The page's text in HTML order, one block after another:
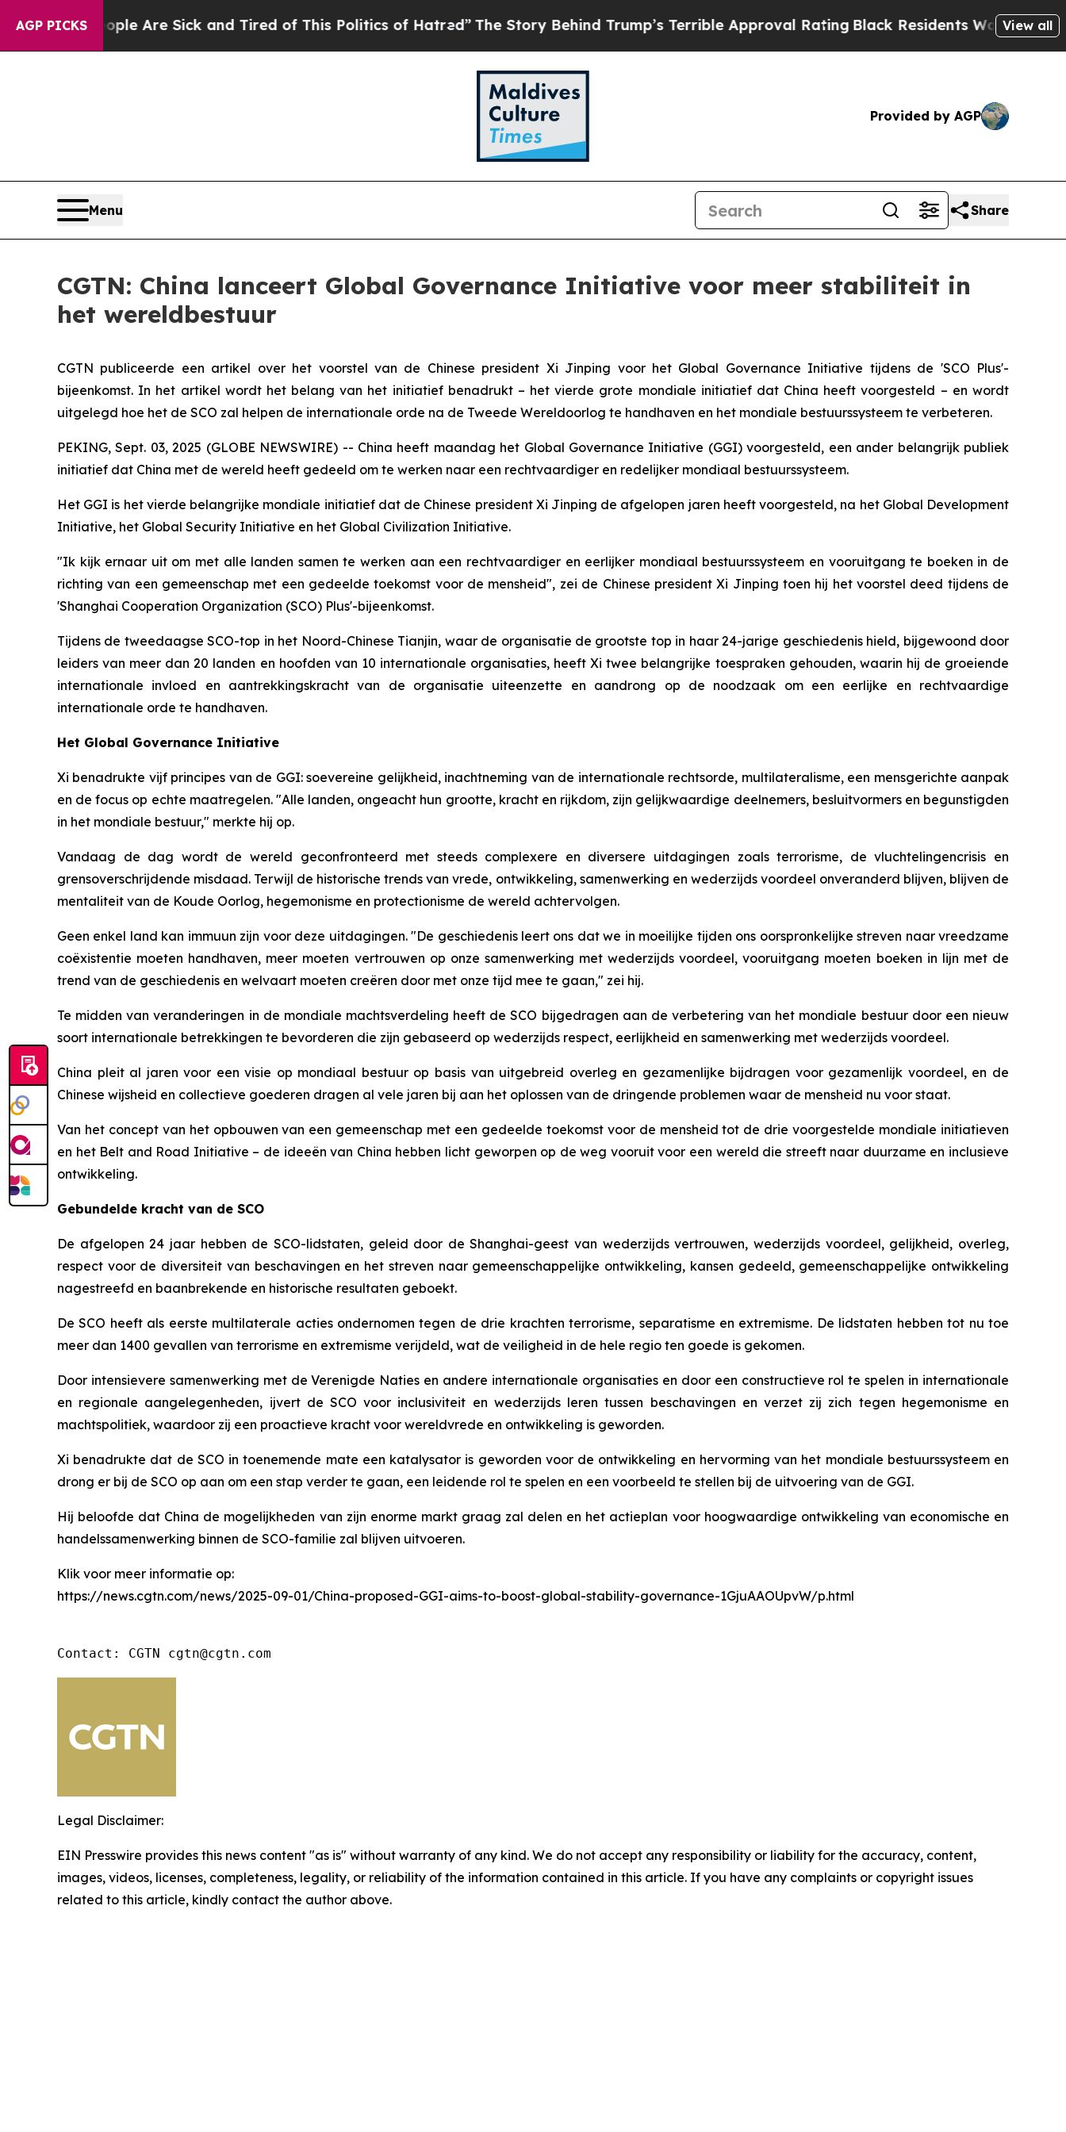
AGP PICKS
“People Are Sick and Tired of This Politics of Hatred” The Story Behind Trump’s Terrible Approval RatingBlack Residents Warned of Abusive
View all
Provided by AGP
Menu Share
CGTN: China lanceert Global Governance Initiative voor meer stabiliteit in
het wereldbestuur
CGTN publiceerde een artikel over het voorstel van de Chinese president Xi Jinping voor het Global Governance Initiative tijdens de 'SCO Plus'-
bijeenkomst. In het artikel wordt het belang van het initiatief benadrukt – het vierde grote mondiale initiatief dat China heeft voorgesteld – en wordt
uitgelegd hoe het de SCO zal helpen de internationale orde na de Tweede Wereldoorlog te handhaven en het mondiale bestuurssysteem te verbeteren.
PEKING, Sept. 03, 2025 (GLOBE NEWSWIRE) -- China heeft maandag het Global Governance Initiative (GGI) voorgesteld, een ander belangrijk publiek
initiatief dat China met de wereld heeft gedeeld om te werken naar een rechtvaardiger en redelijker mondiaal bestuurssysteem.
Het GGI is het vierde belangrijke mondiale initiatief dat de Chinese president Xi Jinping de afgelopen jaren heeft voorgesteld, na het Global Development
Initiative, het Global Security Initiative en het Global Civilization Initiative.
"Ik kijk ernaar uit om met alle landen samen te werken aan een rechtvaardiger en eerlijker mondiaal bestuurssysteem en vooruitgang te boeken in de
richting van een gemeenschap met een gedeelde toekomst voor de mensheid", zei de Chinese president Xi Jinping toen hij het voorstel deed tijdens de
'Shanghai Cooperation Organization (SCO) Plus'-bijeenkomst.
Tijdens de tweedaagse SCO-top in het Noord-Chinese Tianjin, waar de organisatie de grootste top in haar 24-jarige geschiedenis hield, bijgewoond door
leiders van meer dan 20 landen en hoofden van 10 internationale organisaties, heeft Xi twee belangrijke toespraken gehouden, waarin hij de groeiende
internationale invloed en aantrekkingskracht van de organisatie uiteenzette en aandrong op de noodzaak om een eerlijke en rechtvaardige
internationale orde te handhaven.
Het Global Governance Initiative
Xi benadrukte vijf principes van de GGI: soevereine gelijkheid, inachtneming van de internationale rechtsorde, multilateralisme, een mensgerichte aanpak
en de focus op echte maatregelen. "Alle landen, ongeacht hun grootte, kracht en rijkdom, zijn gelijkwaardige deelnemers, besluitvormers en begunstigden
in het mondiale bestuur," merkte hij op.
Vandaag de dag wordt de wereld geconfronteerd met steeds complexere en diversere uitdagingen zoals terrorisme, de vluchtelingencrisis en
grensoverschrijdende misdaad. Terwijl de historische trends van vrede, ontwikkeling, samenwerking en wederzijds voordeel onveranderd blijven, blijven de
mentaliteit van de Koude Oorlog, hegemonisme en protectionisme de wereld achtervolgen.
Geen enkel land kan immuun zijn voor deze uitdagingen. "De geschiedenis leert ons dat we in moeilijke tijden ons oorspronkelijke streven naar vreedzame
coëxistentie moeten handhaven, meer moeten vertrouwen op onze samenwerking met wederzijds voordeel, vooruitgang moeten boeken in lijn met de
trend van de geschiedenis en welvaart moeten creëren door met onze tijd mee te gaan," zei hij.
Te midden van veranderingen in de mondiale machtsverdeling heeft de SCO bijgedragen aan de verbetering van het mondiale bestuur door een nieuw
soort internationale betrekkingen te bevorderen die zijn gebaseerd op wederzijds respect, eerlijkheid en samenwerking met wederzijds voordeel.
China pleit al jaren voor een visie op mondiaal bestuur op basis van uitgebreid overleg en gezamenlijke bijdragen voor gezamenlijk voordeel, en de
Chinese wijsheid en collectieve goederen dragen al vele jaren bij aan het oplossen van de dringende problemen waar de mensheid nu voor staat.
Van het concept van het opbouwen van een gemeenschap met een gedeelde toekomst voor de mensheid tot de drie voorgestelde mondiale initiatieven
en het Belt and Road Initiative – de ideeën van China hebben licht geworpen op de weg vooruit voor een wereld die streeft naar duurzame en inclusieve
ontwikkeling.
Gebundelde kracht van de SCO
De afgelopen 24 jaar hebben de SCO-lidstaten, geleid door de Shanghai-geest van wederzijds vertrouwen, wederzijds voordeel, gelijkheid, overleg,
respect voor de diversiteit van beschavingen en het streven naar gemeenschappelijke ontwikkeling, kansen gedeeld, gemeenschappelijke ontwikkeling
nagestreefd en baanbrekende en historische resultaten geboekt.
De SCO heeft als eerste multilaterale acties ondernomen tegen de drie krachten terrorisme, separatisme en extremisme. De lidstaten hebben tot nu toe
meer dan 1400 gevallen van terrorisme en extremisme verijdeld, wat de veiligheid in de hele regio ten goede is gekomen.
Door intensievere samenwerking met de Verenigde Naties en andere internationale organisaties en door een constructieve rol te spelen in internationale
en regionale aangelegenheden, ijvert de SCO voor inclusiviteit en wederzijds leren tussen beschavingen en verzet zij zich tegen hegemonisme en
machtspolitiek, waardoor zij een proactieve kracht voor wereldvrede en ontwikkeling is geworden.
Xi benadrukte dat de SCO in toenemende mate een katalysator is geworden voor de ontwikkeling en hervorming van het mondiale bestuurssysteem en
drong er bij de SCO op aan om een stap verder te gaan, een leidende rol te spelen en een voorbeeld te stellen bij de uitvoering van de GGI.
Hij beloofde dat China de mogelijkheden van zijn enorme markt graag zal delen en het actieplan voor hoogwaardige ontwikkeling van economische en
handelssamenwerking binnen de SCO-familie zal blijven uitvoeren.
Klik voor meer informatie op:
https://news.cgtn.com/news/2025-09-01/China-proposed-GGI-aims-to-boost-global-stability-governance-1GjuAAOUpvW/p.html
Contact: CGTN cgtn@cgtn.com
Legal Disclaimer:
EIN Presswire provides this news content "as is" without warranty of any kind. We do not accept any responsibility or liability for the accuracy, content,
images, videos, licenses, completeness, legality, or reliability of the information contained in this article. If you have any complaints or copyright issues
related to this article, kindly contact the author above.